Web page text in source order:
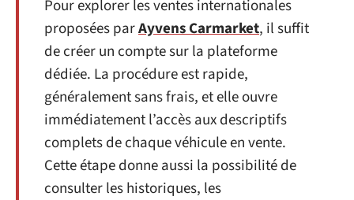
Pour explorer les ventes internationales
proposées parAyvens Carmarket, il suffit
de créer un compte sur la plateforme
dédiée. La procédure est rapide,
généralement sans frais, et elle ouvre
immédiatement l’accès aux descriptifs
complets de chaque véhicule en vente.
Cette étape donne aussi la possibilité de
consulter les historiques, les